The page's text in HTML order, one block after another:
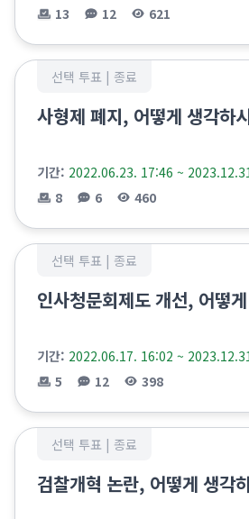
13
12 621
선택 투표 | 종료
사형제 폐지, 어떻게 생각하
기간: 2022.06.23. 17:46 ~
8
6 460
선택 투표 | 종료
인사청문회제도 개선, 어떻
기간: 2022.06.17. 16:02 ~
5
12 398
선택 투표 | 종료
검찰개혁 논란, 어떻게 생각